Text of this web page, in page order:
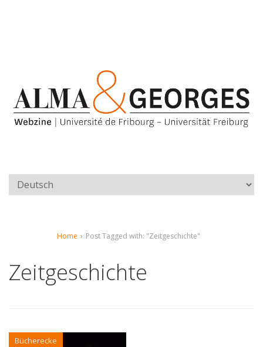
Home › Post Tagged with: "Zeitgeschichte"
Zeitgeschichte
Bücherecke